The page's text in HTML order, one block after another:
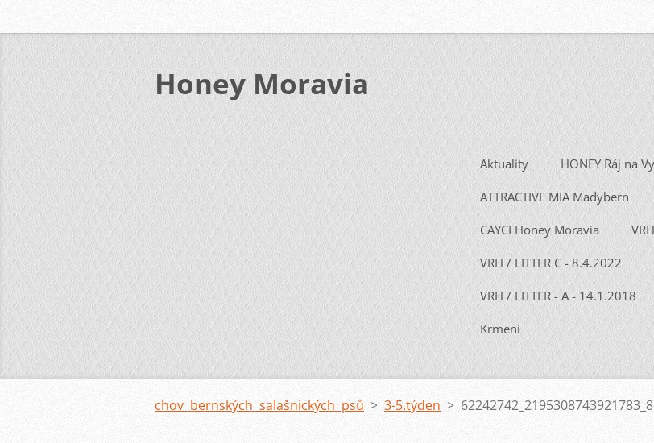
Honey Moravia
Aktuality HONEY Ráj na
ATTRACTIVE MIA Madybern
CAYCI Honey Moravia
VRH / LITTER C - 8.4.2022
VRH / LITTER - A - 14.1.2018
Krmení
chov bernských salašnických psů > 3-5.týden >